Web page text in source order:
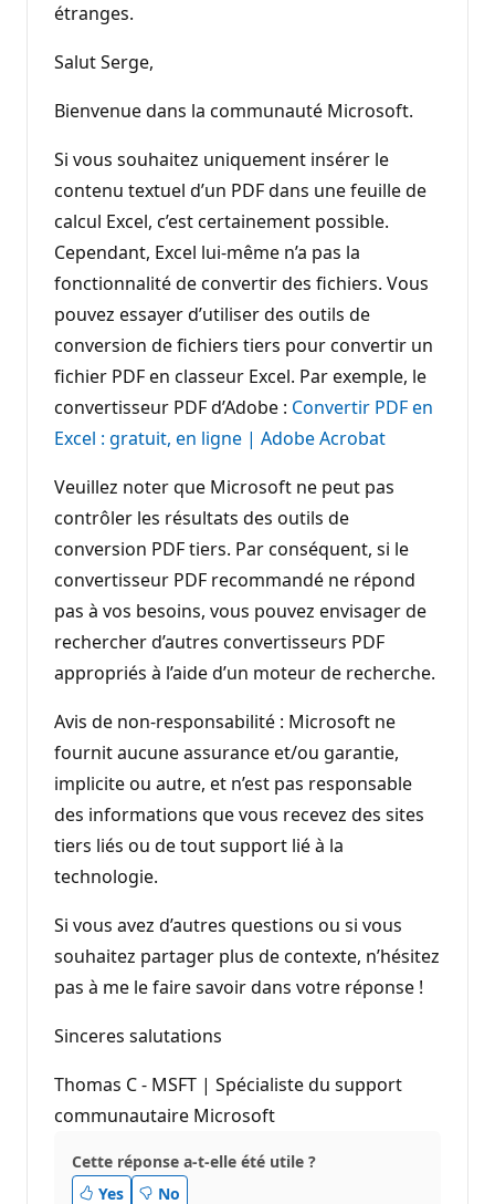
étranges.
Salut Serge,
Bienvenue dans la communauté Microsoft.
Si vous souhaitez uniquement insérer le
contenu textuel d’un PDF dans une feuille de
calcul Excel, c’est certainement possible.
Cependant, Excel lui-même n’a pas la
fonctionnalité de convertir des fichiers. Vous
pouvez essayer d’utiliser des outils de
conversion de fichiers tiers pour convertir un
fichier PDF en classeur Excel. Par exemple, le
convertisseur PDF d’Adobe : Convertir PDF en
Excel : gratuit, en ligne | Adobe Acrobat
Veuillez noter que Microsoft ne peut pas
contrôler les résultats des outils de
conversion PDF tiers. Par conséquent, si le
convertisseur PDF recommandé ne répond
pas à vos besoins, vous pouvez envisager de
rechercher d’autres convertisseurs PDF
appropriés à l’aide d’un moteur de recherche.
Avis de non-responsabilité : Microsoft ne
fournit aucune assurance et/ou garantie,
implicite ou autre, et n’est pas responsable
des informations que vous recevez des sites
tiers liés ou de tout support lié à la
technologie.
Si vous avez d’autres questions ou si vous
souhaitez partager plus de contexte, n’hésitez
pas à me le faire savoir dans votre réponse !
Sinceres salutations
Thomas C - MSFT | Spécialiste du support
communautaire Microsoft
Cette réponse a-t-elle été utile ?
Yes
No